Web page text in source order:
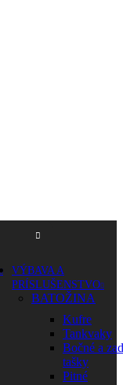
VÝBAVA A
PRÍSLUŠENSTVO
BATOŽINA
Kufre
Tankvaky
Bočné a
tašky
Pitné